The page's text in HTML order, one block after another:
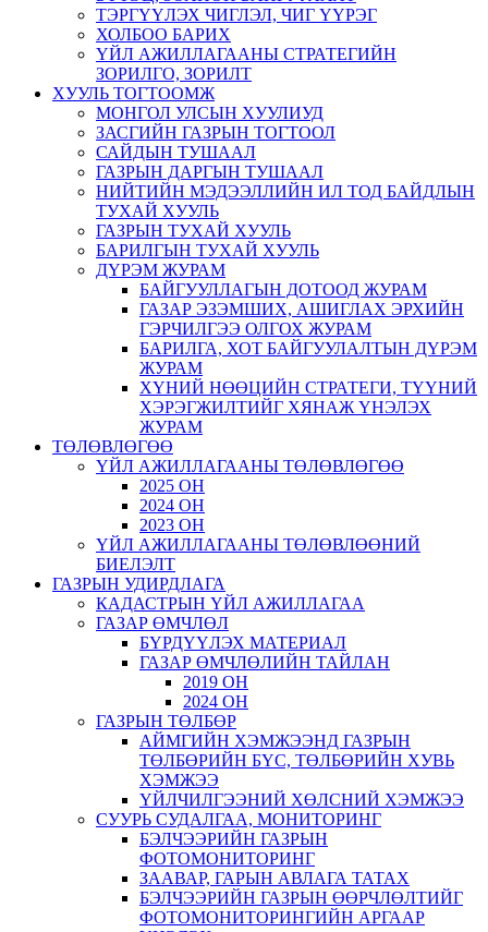
ТЭРГҮҮЛЭХ ЧИГЛЭЛ, ЧИГ ҮҮРЭГ
ХОЛБОО БАРИХ
ҮЙЛ АЖИЛЛАГААНЫ СТРАТЕГИЙН
ЗОРИЛГО, ЗОРИЛТ
ХУУЛЬ ТОГТООМЖ
МОНГОЛ УЛСЫН ХУУЛИУД
ЗАСГИЙН ГАЗРЫН ТОГТООЛ
САЙДЫН ТУШААЛ
ГАЗРЫН ДАРГЫН ТУШААЛ
НИЙТИЙН МЭДЭЭЛЛИЙН ИЛ ТОД БАЙДЛЫН
ТУХАЙ ХУУЛЬ
ГАЗРЫН ТУХАЙ ХУУЛЬ
БАРИЛГЫН ТУХАЙ ХУУЛЬ
ДҮРЭМ ЖУРАМ
БАЙГУУЛЛАГЫН ДОТООД ЖУРАМ
ГАЗАР ЭЗЭМШИХ, АШИГЛАХ ЭРХИЙН
ГЭРЧИЛГЭЭ ОЛГОХ ЖУРАМ
БАРИЛГА, ХОТ БАЙГУУЛАЛТЫН ДҮРЭМ
ЖУРАМ
ХҮНИЙ НӨӨЦИЙН СТРАТЕГИ, ТҮҮНИЙ
ХЭРЭГЖИЛТИЙГ ХЯНАЖ ҮНЭЛЭХ
ЖУРАМ
ТӨЛӨВЛӨГӨӨ
ҮЙЛ АЖИЛЛАГААНЫ ТӨЛӨВЛӨГӨӨ
2025 ОН
2024 ОН
2023 ОН
ҮЙЛ АЖИЛЛАГААНЫ ТӨЛӨВЛӨӨНИЙ
БИЕЛЭЛТ
ГАЗРЫН УДИРДЛАГА
КАДАСТРЫН ҮЙЛ АЖИЛЛАГАА
ГАЗАР ӨМЧЛӨЛ
БҮРДҮҮЛЭХ МАТЕРИАЛ
ГАЗАР ӨМЧЛӨЛИЙН ТАЙЛАН
2019 ОН
2024 ОН
ГАЗРЫН ТӨЛБӨР
АЙМГИЙН ХЭМЖЭЭНД ГАЗРЫН
ТӨЛБӨРИЙН БҮС, ТӨЛБӨРИЙН ХУВЬ
ХЭМЖЭЭ
ҮЙЛЧИЛГЭЭНИЙ ХӨЛСНИЙ ХЭМЖЭЭ
СУУРЬ СУДАЛГАА, МОНИТОРИНГ
БЭЛЧЭЭРИЙН ГАЗРЫН
ФОТОМОНИТОРИНГ
ЗААВАР, ГАРЫН АВЛАГА ТАТАХ
БЭЛЧЭЭРИЙН ГАЗРЫН ӨӨРЧЛӨЛТИЙГ
ФОТОМОНИТОРИНГИЙН АРГААР